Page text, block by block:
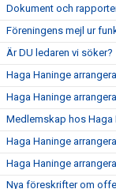
Dokument och
Föreningens mejl ur
Är DU ledaren vi söker?
Haga Haninge
Haga Haninge
Medlemskap hos Haga
Haga Haninge
Haga Haninge
Nya föreskrifter om